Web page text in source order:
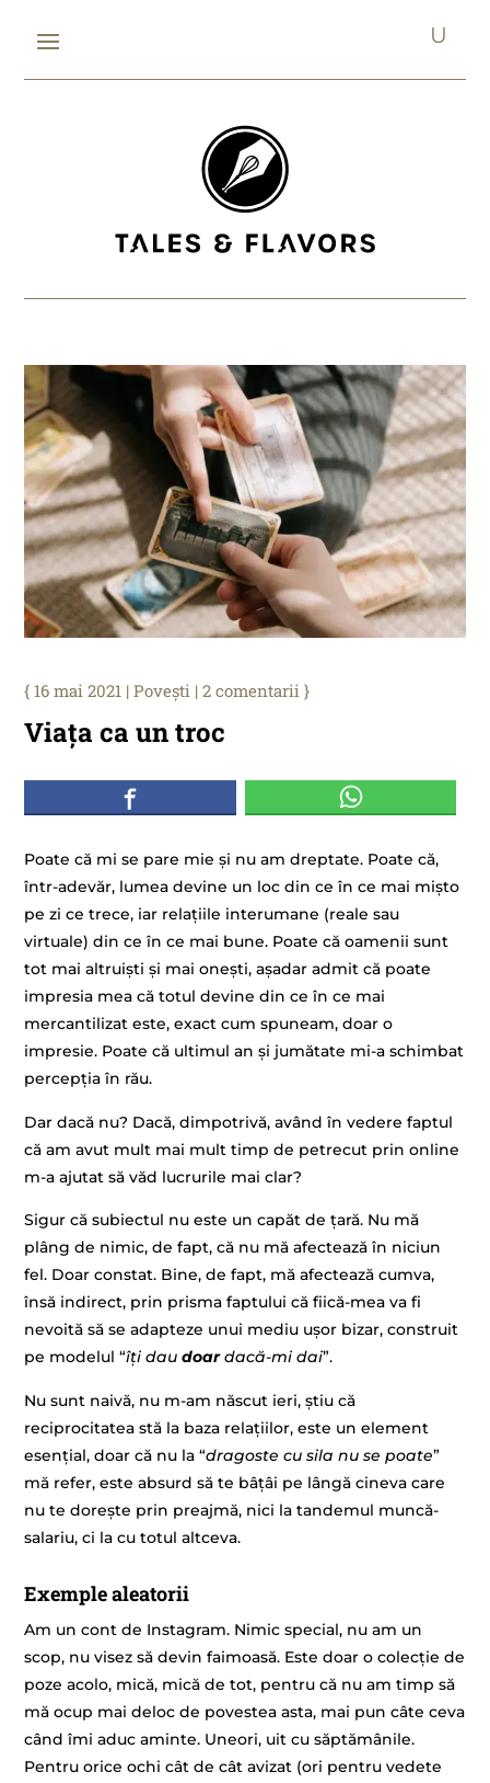
Viața ca un troc
16 mai 2021 |Povești |2 comentarii
Poate că mi se pare mie și nu am dreptate. Poate că,
într-adevăr, lumea devine un loc din ce în ce mai mișto
pe zi ce trece, iar relațiile interumane (reale sau
virtuale) din ce în ce mai bune. Poate că oamenii sunt
tot mai altruiști și mai onești, așadar admit că poate
impresia mea că totul devine din ce în ce mai
mercantilizat este, exact cum spuneam, doar o
impresie. Poate că ultimul an și jumătate mi-a schimbat
percepția în rău.
Dar dacă nu? Dacă, dimpotrivă, având în vedere faptul
că am avut mult mai mult timp de petrecut prin online
m-a ajutat să văd lucrurile mai clar?
Sigur că subiectul nu este un capăt de țară. Nu mă
plâng de nimic, de fapt, că nu mă afectează în niciun
fel. Doar constat. Bine, de fapt, mă afectează cumva,
însă indirect, prin prisma faptului că fiică-mea va fi
nevoită să se adapteze unui mediu ușor bizar, construit
pe modelul “îți daudoardacă-mi dai”.
Nu sunt naivă, nu m-am născut ieri, știu că
reciprocitatea stă la baza relațiilor, este un element
esențial, doar că nu la “dragoste cu sila nu se poate”
mă refer, este absurd să te bâțâi pe lângă cineva care
nu te dorește prin preajmă, nici la tandemul muncă-
salariu, ci la cu totul altceva.
Exemple aleatorii
Am un cont de Instagram. Nimic special, nu am un
scop, nu visez să devin faimoasă. Este doar o colecție de
poze acolo, mică, mică de tot, pentru că nu am timp să
mă ocup mai deloc de povestea asta, mai pun câte ceva
când îmi aduc aminte. Uneori, uit cu săptămânile.
Pentru orice ochi cât de cât avizat (ori pentru vedete